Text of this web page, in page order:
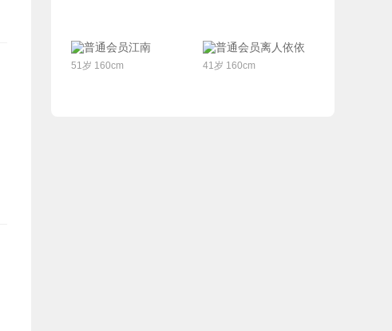
联系Ta
江南
51岁 160cm
联系Ta离人依依
41岁 160cm